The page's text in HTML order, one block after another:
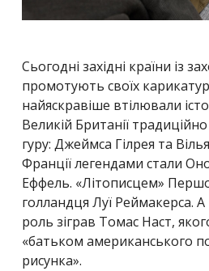
Сьогодні західні країни із
промотують своїх
найяскравіше втілювали
Великій Британії
гуру: Джеймса Гілрея та
Франції легендами стали
Еффель. «Літописцем»
голландця Луї Реймакерса.
роль зіграв Томас Наст,
«батьком американського
рисунка».